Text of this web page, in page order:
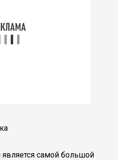
является самой большой